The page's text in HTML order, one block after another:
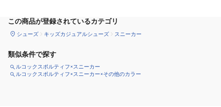
この商品が登録されているカテゴリ
シューズ キッズカジュアルシューズ スニーカー
類似条件で探す
ルコックスポルティフ×スニーカー
ルコックスポルティフ×スニーカー×その他のカラー